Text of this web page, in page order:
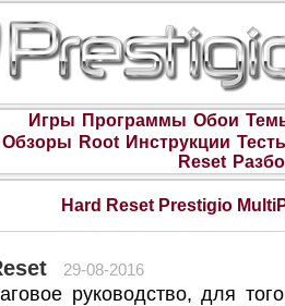
Игры Программы Обои
Обзоры Root Инструкции
Reset
Hard Reset Prestigio
29-08-2016
руководство, для